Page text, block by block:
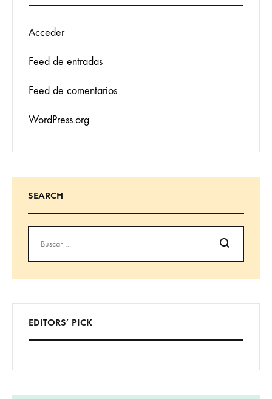
Acceder
Feed de entradas
Feed de comentarios
WordPress.org
SEARCH
Buscar
EDITORS’ PICK